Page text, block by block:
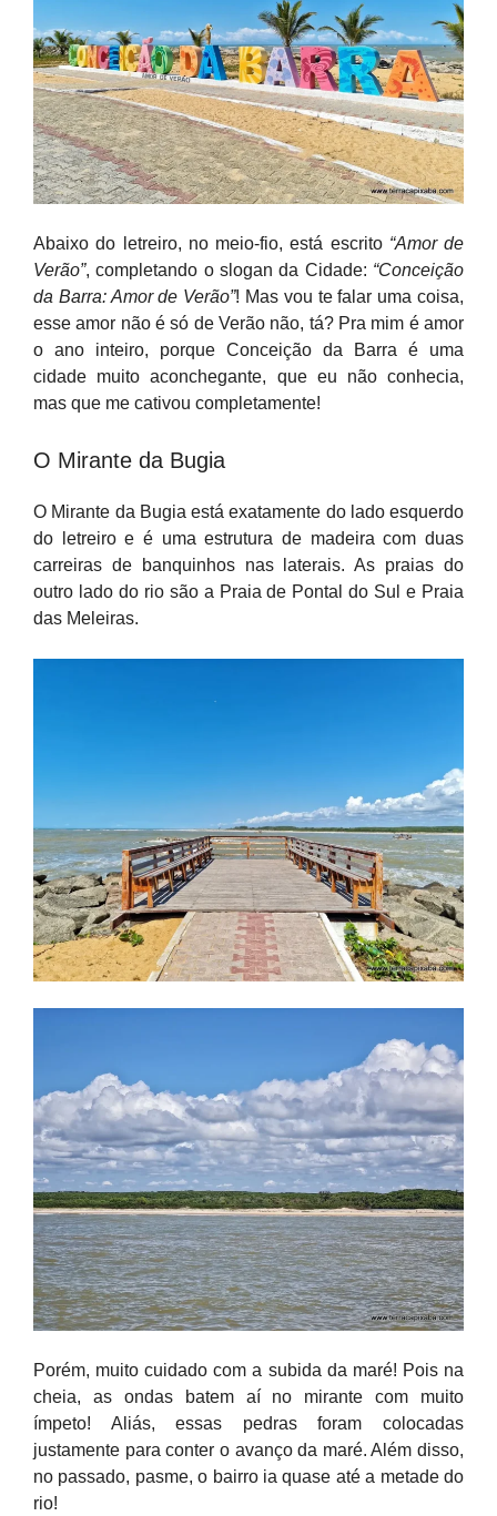
Abaixo do letreiro, no meio-fio, está escrito “Amor de
Verão”, completando o slogan da Cidade: “Conceição
da Barra: Amor de Verão”! Mas vou te falar uma coisa,
esse amor não é só de Verão não, tá? Pra mim é amor
o ano inteiro, porque Conceição da Barra é uma
cidade muito aconchegante, que eu não conhecia,
mas que me cativou completamente!
O Mirante da Bugia
O Mirante da Bugia está exatamente do lado esquerdo
do letreiro e é uma estrutura de madeira com duas
carreiras de banquinhos nas laterais. As praias do
outro lado do rio são a Praia de Pontal do Sul e Praia
das Meleiras.
Porém, muito cuidado com a subida da maré! Pois na
cheia, as ondas batem aí no mirante com muito
ímpeto! Aliás, essas pedras foram colocadas
justamente para conter o avanço da maré. Além disso,
no passado, pasme, o bairro ia quase até a metade do
rio!